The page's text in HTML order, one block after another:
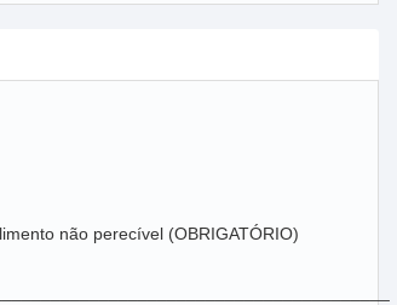
não perecível (OBRIGATÓRIO)